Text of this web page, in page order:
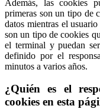
Además, las cookies
primeras son un tipo de
datos mientras el
son un tipo de cookies
el terminal y puedan
definido por el
minutos a varios años.
¿Quién es el
cookies en esta